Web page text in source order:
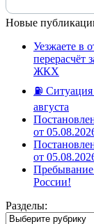
Новые
Уезжаете в
перерасчёт
ЖКХ
⛽️
августа
от
от
России!
Разделы:
Разделы: